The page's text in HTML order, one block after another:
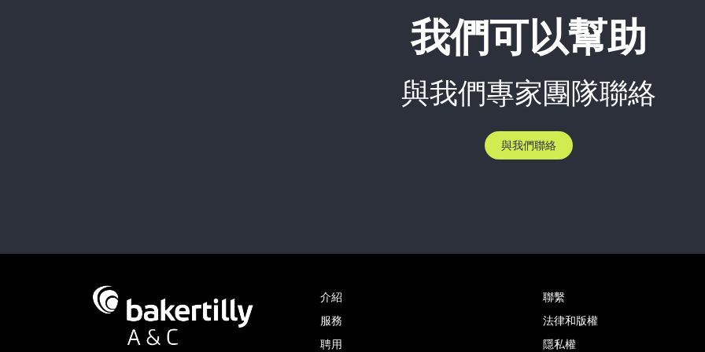
我們可以幫助
與我們專家團隊聯絡
與我們聯絡
介紹
服務
聘用
聯繫
法律和版權
隱私權